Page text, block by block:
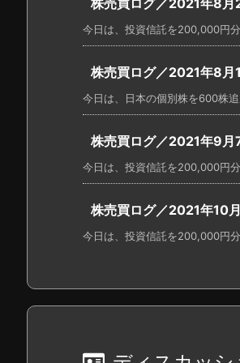
株売買ログ／2021年8月
今日は、投資信託を200,000円
株売買ログ／2021年8月
今日は、日本の個別株を600株
株売買ログ／2021年9月
今日は、投資信託を200,000円
株売買ログ／2021年10月
今日は、投資信託を200,000円